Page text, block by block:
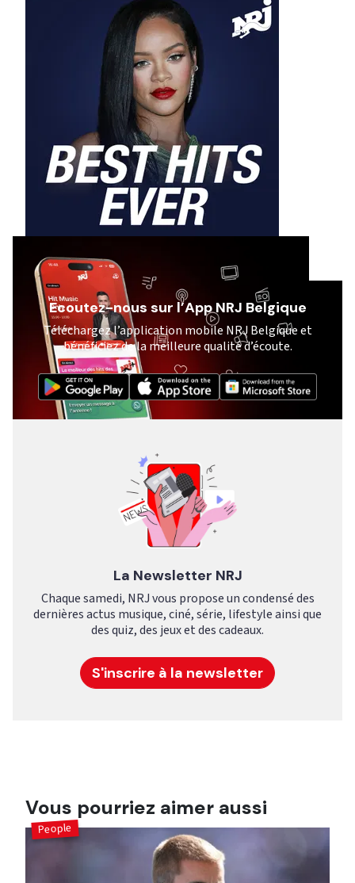
Ecoutez-nous sur l’App NRJ Belgique
Téléchargez l’application mobile NRJ Belgique et
bénéficiez de la meilleure qualité d’écoute.
La Newsletter NRJ
Chaque samedi, NRJ vous propose un condensé des
dernières actus musique, ciné, série, lifestyle ainsi que
des quiz, des jeux et des cadeaux.
S'inscrire à la newsletter
Vous pourriez aimer aussi
People